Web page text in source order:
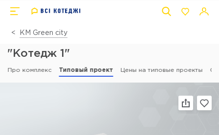
КМ Green city
"Котедж 1"
Про комплекс Типовый проект Цены на типовые проекты